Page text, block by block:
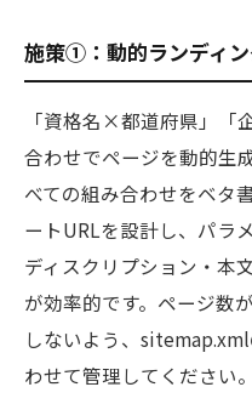
施策①：動的ランディ
「資格名×都道府県」「
合わせでページを動的生
べての組み合わせをベタ
ートURLを設計し、パラ
ディスクリプション・本
が効率的です。ページ数
しないよう、
わせて管理してください。